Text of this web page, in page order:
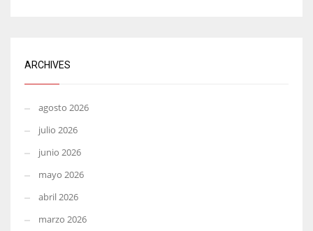
ARCHIVES
agosto 2026
julio 2026
junio 2026
mayo 2026
abril 2026
marzo 2026